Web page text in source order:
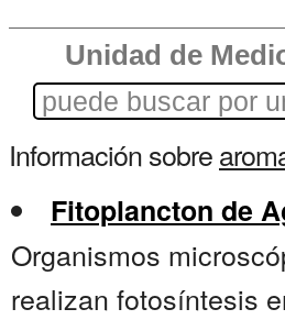
Unidad de
Información sobre
Fitoplancton de
Organismos
realizan fotosíntesis